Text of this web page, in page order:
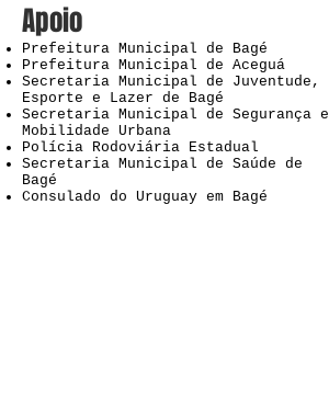
Apoio
Prefeitura Municipal de Bagé
Prefeitura Municipal de Aceguá
Secretaria Municipal de Juventude,
Esporte e Lazer de Bagé
Secretaria Municipal de Segurança e
Mobilidade Urbana
Polícia Rodoviária Estadual
Secretaria Municipal de Saúde de
Bagé
Consulado do Uruguay em Bagé